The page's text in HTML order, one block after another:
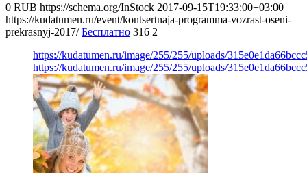
0 RUB https://schema.org/InStock 2017-09-15T19:33:00+03:00
https://kudatumen.ru/event/kontsertnaja-programma-vozrast-oseni-
prekrasnyj-2017/ Бесплатно 316 2
https://kudatumen.ru/image/255/255/uploads/
https://kudatumen.ru/image/255/255/uploads/